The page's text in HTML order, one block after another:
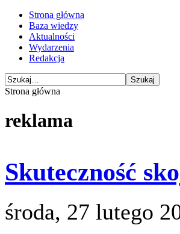
Strona główna
Baza wiedzy
Aktualności
Wydarzenia
Redakcja
Strona główna
reklama
Skuteczność
środa, 27 lutego